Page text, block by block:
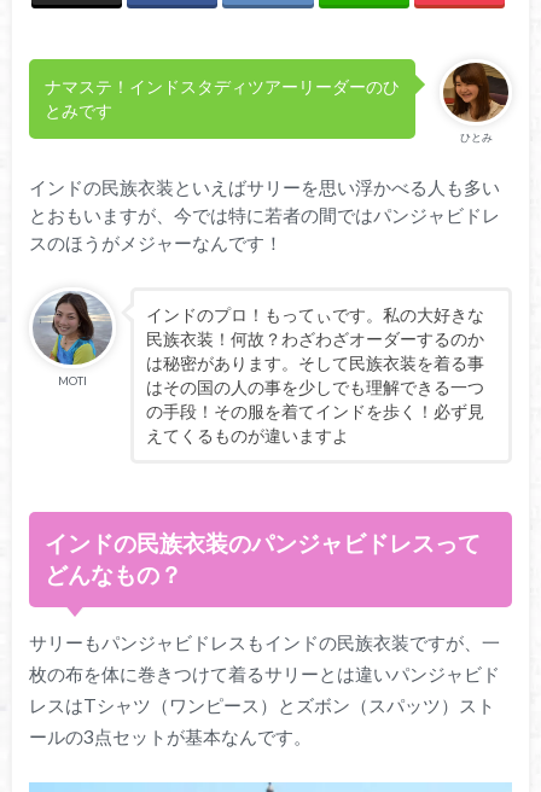
ひとみ
ナマステ！インドスタディツアーリーダーのひ
とみです
インドの民族衣装といえばサリーを思い浮かべる人も多い
とおもいますが、今では特に若者の間ではパンジャビドレ
スのほうがメジャーなんです！
MOTI
インドのプロ！もってぃです。私の大好きな
民族衣装！何故？わざわざオーダーするのか
は秘密があります。そして民族衣装を着る事
はその国の人の事を少しでも理解できる一つ
の手段！その服を着てインドを歩く！必ず見
えてくるものが違いますよ
インドの民族衣装のパンジャビドレスって
どんなもの？
サリーもパンジャビドレスもインドの民族衣装ですが、一
枚の布を体に巻きつけて着るサリーとは違いパンジャビド
レスはTシャツ（ワンピース）とズボン（スパッツ）スト
ールの3点セットが基本なんです。